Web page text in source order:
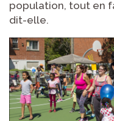
population, tout en
dit-elle.